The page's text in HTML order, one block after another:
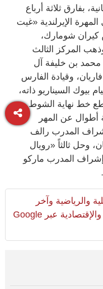
من الثانية، بفارق ثلاثة أرباع
الإيرلندية «غيت
كيران شومارك،
المركز الثالث
محمد بن خليفة آل
وقيادة الفارس
بيوك السيناريو ذاته،
خط نهاية الشوط
أطوال عن المهر
المدرب رالف
وحل ثالثاً «رويال
المدرب ماركو
والرياضية وآخر
المستجدات السياسية والإقتصادية عبر Google